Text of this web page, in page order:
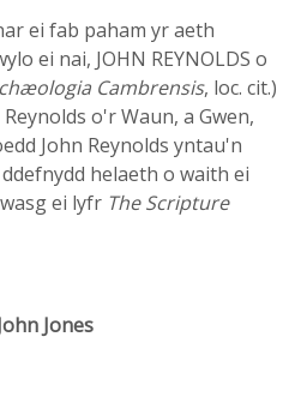
ei fab paham yr aeth
ei nai, JOHN REYNOLDS o
Cambrensis, loc. cit.)
o'r Waun, a Gwen,
John Reynolds yntau'n
helaeth o waith ei
ei lyfr The Scripture
Jones